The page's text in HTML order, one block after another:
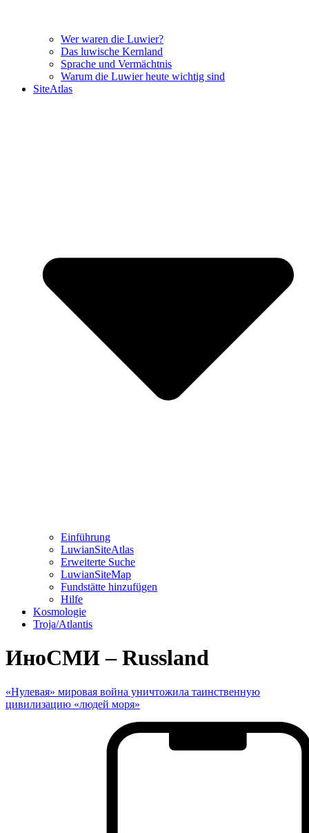
Wer waren die Luwier?
Das luwische Kernland
Sprache und Vermächtnis
Warum die Luwier heute wichtig sind
SiteAtlas
Einführung
LuwianSiteAtlas
Erweiterte Suche
LuwianSiteMap
Fundstätte hinzufügen
Hilfe
Kosmologie
Troja/Atlantis
ИноСМИ – Russland
«Нулевая» мировая война уничтожила таинственную
цивилизацию «людей моря»